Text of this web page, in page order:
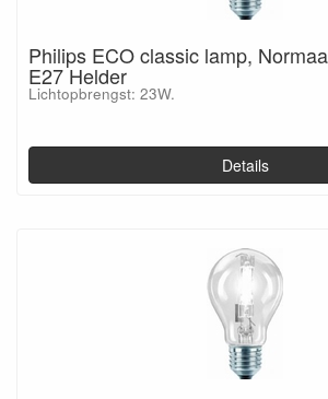
Philips ECO classic lamp,
E27 Helder
Lichtopbrengst: 23W.
Details